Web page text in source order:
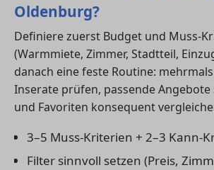
Oldenburg?
Definiere zuerst Budget und Muss-
(Warmmiete, Zimmer, Stadtteil,
danach eine feste Routine:
Inserate prüfen, passende
und Favoriten konsequent
3–5 Muss-Kriterien + 2–3 Kann-
Filter sinnvoll setzen (Preis,